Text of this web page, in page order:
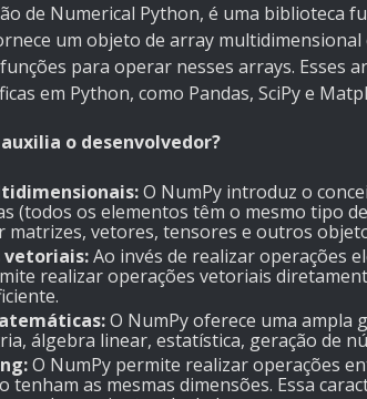
de Numerical Python, é uma biblioteca
um objeto de array
para operar nesses arrays. Esses
em Python, como Pandas, SciPy e
o desenvolvedor?
O NumPy introduz o
(todos os elementos têm o mesmo tipo
matrizes, vetores, tensores e outros
vetoriais:Ao invés de realizar operações
realizar operações vetoriais
O NumPy oferece uma ampla
álgebra linear, estatística, geração de
O NumPy permite realizar operações
tenham as mesmas dimensões. Essa